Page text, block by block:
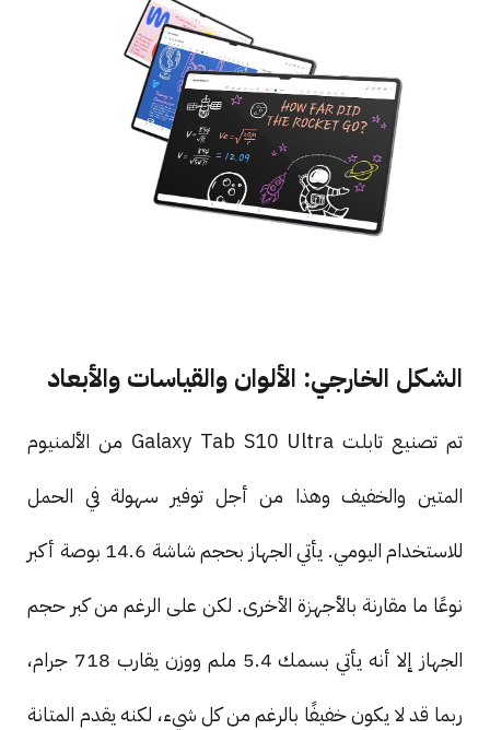
الشكل الخارجي: الألوان والقياسات والأبعاد
تم تصنيع تابلت Galaxy Tab S10 Ultra من الألمنيوم
المتين والخفيف وهذا من أجل توفير سهولة في الحمل
للاستخدام اليومي. يأتي الجهاز بحجم شاشة 14.6 بوصة أكبر
نوعًا ما مقارنة بالأجهزة الأخرى. لكن على الرغم من كبر حجم
الجهاز إلا أنه يأتي بسمك 5.4 ملم ووزن يقارب 718 جرام،
ربما قد لا يكون خفيفًا بالرغم من كل شيء، لكنه يقدم المتانة